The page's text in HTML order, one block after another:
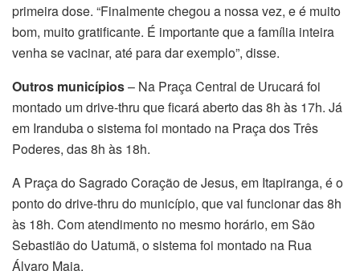
primeira dose. “Finalmente chegou a nossa vez, e é muito
bom, muito gratificante. É importante que a família inteira
venha se vacinar, até para dar exemplo”, disse.
Outros municípios– Na Praça Central de Urucará foi
montado um drive-thru que ficará aberto das 8h às 17h. Já
em Iranduba o sistema foi montado na Praça dos Três
Poderes, das 8h às 18h.
A Praça do Sagrado Coração de Jesus, em Itapiranga, é o
ponto do drive-thru do município, que vai funcionar das 8h
às 18h. Com atendimento no mesmo horário, em São
Sebastião do Uatumã, o sistema foi montado na Rua
Álvaro Maia.